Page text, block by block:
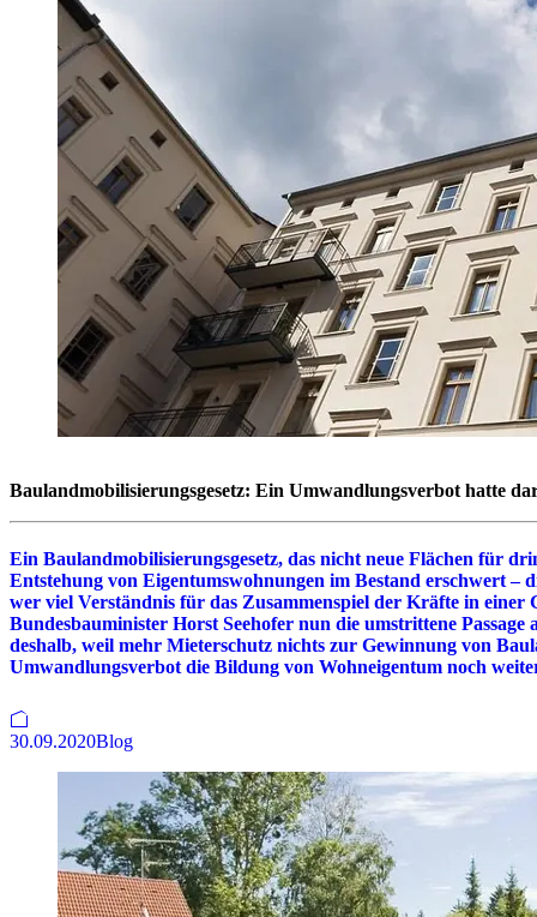
Baulandmobilisierungsgesetz: Ein Umwandlungsverbot hatte
Ein Baulandmobilisierungsgesetz, das nicht neue Flächen für
Entstehung von Eigentumswohnungen im Bestand erschwert –
wer viel Verständnis für das Zusammenspiel der Kräfte in
Bundesbauminister Horst Seehofer nun die umstrittene
deshalb, weil mehr Mieterschutz nichts zur Gewinnung von
Umwandlungsverbot die Bildung von Wohneigentum noch
30.09.2020Blog